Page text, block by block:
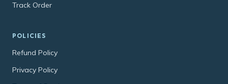
Track Order
POLICIES
Refund Policy
Privacy Policy